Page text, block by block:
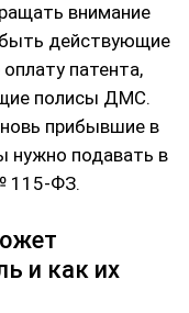
внимание
действующие
патента,
полисы ДМС.
прибывшие в
нужно подавать в
115-ФЗ.
и как их